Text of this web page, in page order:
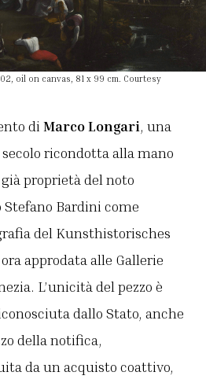
oil on canvas, 81 x 99 cm. Courtesy
diMarco Longari, una
ricondotta alla mano
proprietà del noto
Bardini come
del Kunsthistorisches
approdata alle Gallerie
L’unicità del pezzo è
dallo Stato, anche
della notifica,
da un acquisto coattivo,